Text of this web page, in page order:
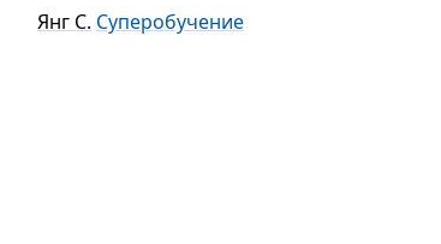
Янг С. Суперобучение